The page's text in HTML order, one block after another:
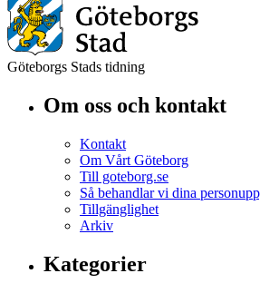
Göteborgs Stads tidning
Om oss och kontakt
Kontakt
Om Vårt Göteborg
Till goteborg.se
Så behandlar vi dina
Tillgänglighet
Arkiv
Kategorier